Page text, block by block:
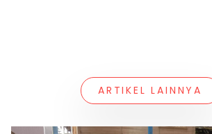
ARTIKEL LAINNYA